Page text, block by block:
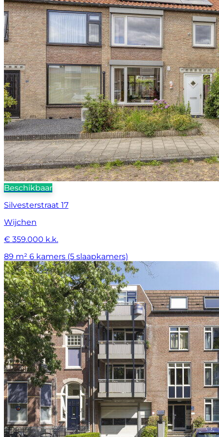
Beschikbaar
Silvesterstraat 17
Wijchen
€ 359.000 k.k.
89 m² 6 kamers (5 slaapkamers)